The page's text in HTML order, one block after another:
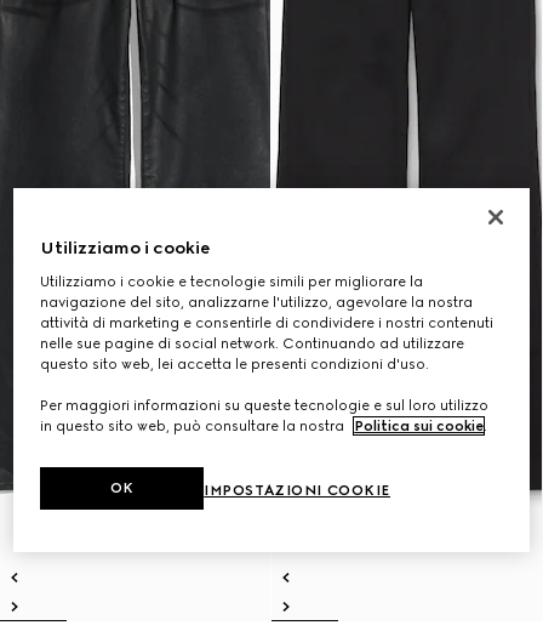
Utilizziamo i cookie
Utilizziamo i cookie e tecnologie simili per migliorare la
navigazione del sito, analizzarne l'utilizzo, agevolare la nostra
attività di marketing e consentirle di condividere i nostri contenuti
nelle sue pagine di social network. Continuando ad utilizzare
questo sito web, lei accetta le presenti condizioni d'uso.
Per maggiori informazioni su queste tecnologie e sul loro utilizzo
in questo sito web, può consultare la nostra
Politica sui cookie.
IMPOSTAZIONI COOKIE
OK